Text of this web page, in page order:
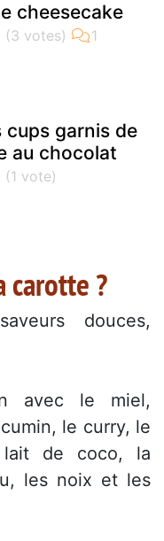
cheesecake
cups garnis de
au chocolat
carotte ?
douces,
avec le miel,
le curry, le
lait de coco, la
les noix et les